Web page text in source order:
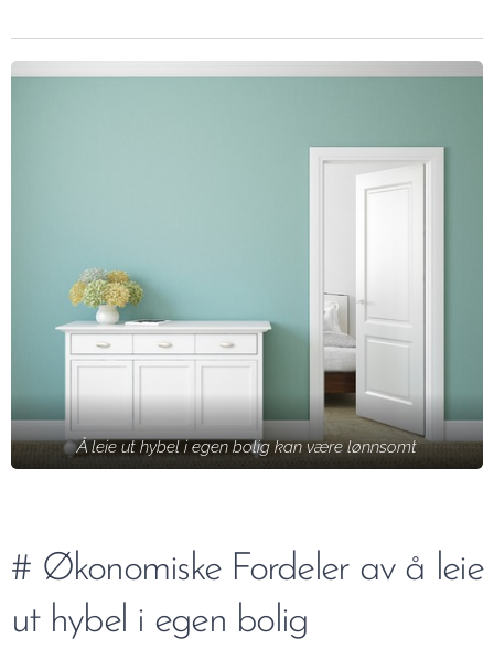
Å leie ut hybel i egen bolig kan være lønnsomt
# Økonomiske Fordeler av å leie
ut hybel i egen bolig